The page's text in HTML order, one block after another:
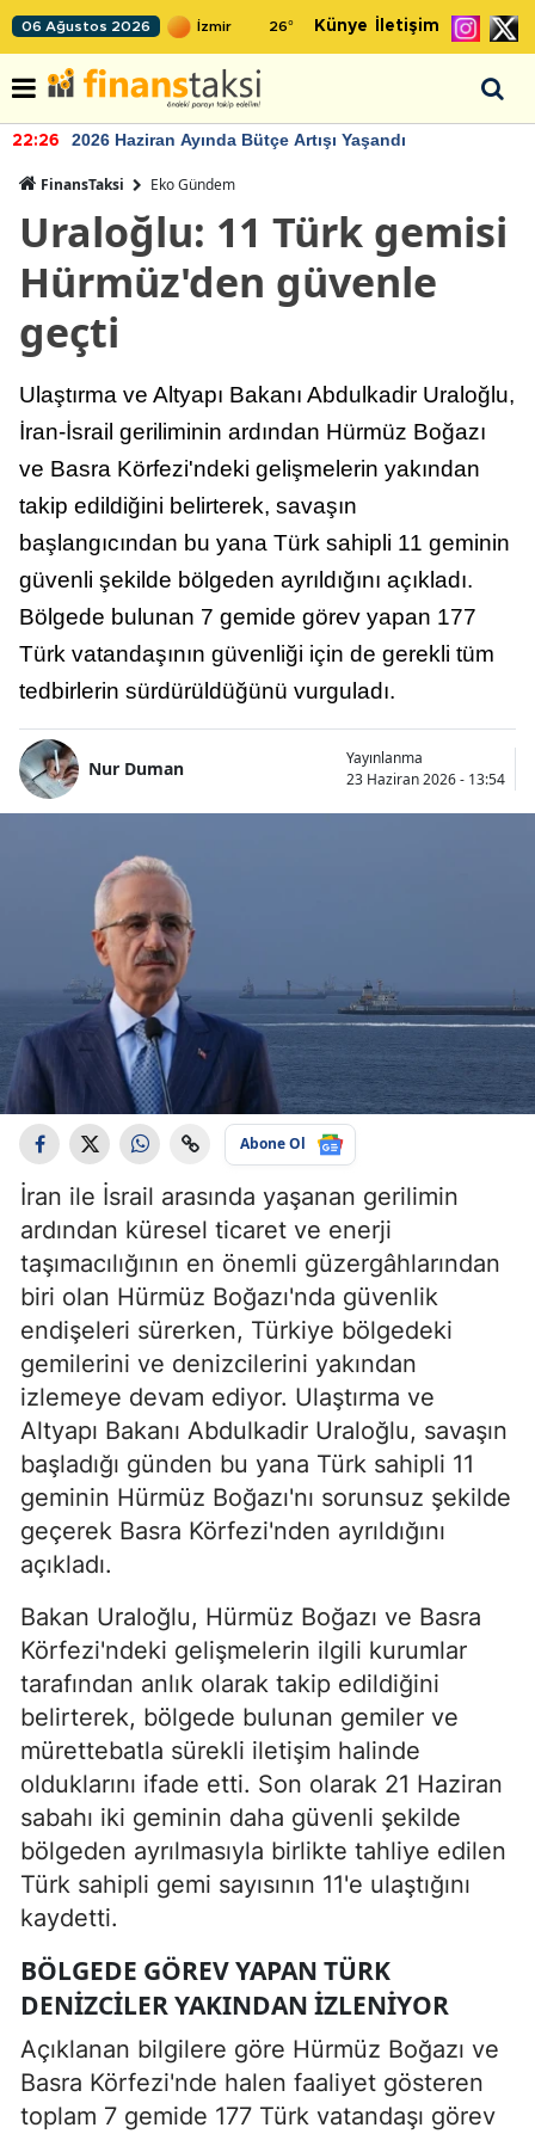
06 Ağustos 2026 26° Künye İletişim
22:26 2026 Haziran Ayında Bütçe Artışı Yaşandı
FinansTaksi Eko Gündem
Uraloğlu: 11 Türk gemisi
Hürmüz'den güvenle
geçti
Ulaştırma ve Altyapı Bakanı Abdulkadir Uraloğlu,
İran-İsrail geriliminin ardından Hürmüz Boğazı
ve Basra Körfezi'ndeki gelişmelerin yakından
takip edildiğini belirterek, savaşın
başlangıcından bu yana Türk sahipli 11 geminin
güvenli şekilde bölgeden ayrıldığını açıkladı.
Bölgede bulunan 7 gemide görev yapan 177
Türk vatandaşının güvenliği için de gerekli tüm
tedbirlerin sürdürüldüğünü vurguladı.
Nur Duman
Yayınlanma
23 Haziran 2026 - 13:54
Abone Ol
İran ile İsrail arasında yaşanan gerilimin
ardından küresel ticaret ve enerji
taşımacılığının en önemli güzergâhlarından
biri olan Hürmüz Boğazı'nda güvenlik
endişeleri sürerken, Türkiye bölgedeki
gemilerini ve denizcilerini yakından
izlemeye devam ediyor. Ulaştırma ve
Altyapı Bakanı Abdulkadir Uraloğlu, savaşın
başladığı günden bu yana Türk sahipli 11
geminin Hürmüz Boğazı'nı sorunsuz şekilde
geçerek Basra Körfezi'nden ayrıldığını
açıkladı.
Bakan Uraloğlu, Hürmüz Boğazı ve Basra
Körfezi'ndeki gelişmelerin ilgili kurumlar
tarafından anlık olarak takip edildiğini
belirterek, bölgede bulunan gemiler ve
mürettebatla sürekli iletişim halinde
olduklarını ifade etti. Son olarak 21 Haziran
sabahı iki geminin daha güvenli şekilde
bölgeden ayrılmasıyla birlikte tahliye edilen
Türk sahipli gemi sayısının 11'e ulaştığını
kaydetti.
BÖLGEDE GÖREV YAPAN TÜRK
DENIZCILER YAKINDAN IZLENIYOR
Açıklanan bilgilere göre Hürmüz Boğazı ve
Basra Körfezi'nde halen faaliyet gösteren
toplam 7 gemide 177 Türk vatandaşı görev